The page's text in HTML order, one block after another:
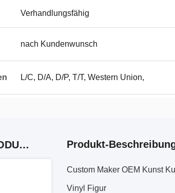
Verhandlungsfähig
nach Kundenwunsch
L/C, D/A, D/P, T/T, Western Union,
VERWANDTE PRODUKTE Produkt-
Custom Maker OEM Kunst
Vinyl Figur